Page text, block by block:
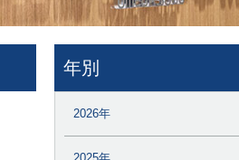
年別
2026年